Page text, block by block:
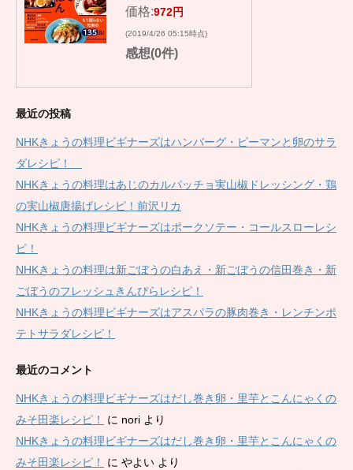
価格:972円
(2019/4/26 05:15時点)
感想(0件)
最近の投稿
NHKきょうの料理ビギナーズはハンバーグ・ピーマンと卵のサラ
ダレシピ！
NHKきょうの料理はあじのカルパッチョ実山椒ドレッシング・鶏
の実山椒唐揚げレシピ！前沢リカ
NHKきょうの料理ビギナーズはポークソテー・コールスローレシ
ピ！
NHKきょうの料理は新ごぼうの白あえ・新ごぼうの信田巻き・新
ごぼうのフレッシュきんぴらレシピ！
NHKきょうの料理ビギナーズはアスパラの豚肉巻き・レンチンポ
テトサラダレシピ！
最近のコメント
NHKきょうの料理ビギナーズはだし巻き卵・里芋とこんにゃくの
みそ田楽レシピ！
に nori より
NHKきょうの料理ビギナーズはだし巻き卵・里芋とこんにゃくの
みそ田楽レシピ！
に やよい より